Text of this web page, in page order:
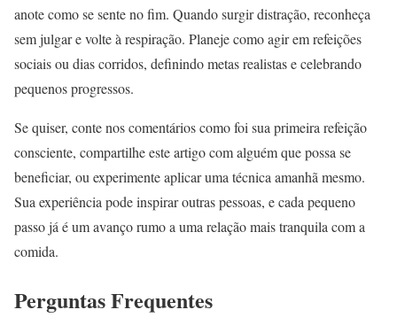
anote como se sente no fim. Quando surgir distração, reconheça
sem julgar e volte à respiração. Planeje como agir em refeições
sociais ou dias corridos, definindo metas realistas e celebrando
pequenos progressos.
Se quiser, conte nos comentários como foi sua primeira refeição
consciente, compartilhe este artigo com alguém que possa se
beneficiar, ou experimente aplicar uma técnica amanhã mesmo.
Sua experiência pode inspirar outras pessoas, e cada pequeno
passo já é um avanço rumo a uma relação mais tranquila com a
comida.
Perguntas Frequentes